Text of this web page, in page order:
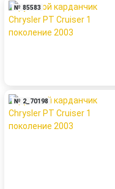
№ 85583
№ 2_70198